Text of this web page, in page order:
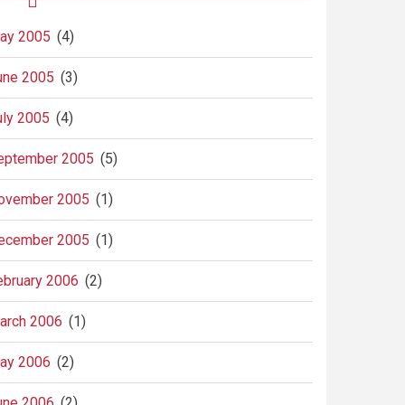
2005 (4)
2005 (3)
2005 (4)
2005 (5)
2005 (1)
2005 (1)
2006 (2)
2006 (1)
2006 (2)